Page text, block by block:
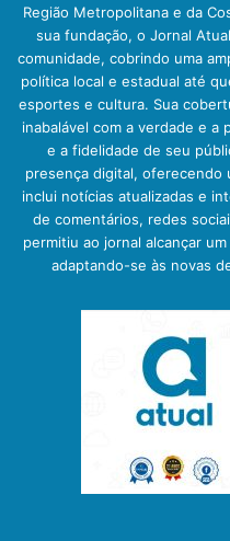
Região Metropolitana e da
sua fundação, o Jornal
comunidade, cobrindo uma
política local e estadual até
esportes e cultura. Sua
inabalável com a verdade e a
e a fidelidade de seu
presença digital, oferecendo
inclui notícias atualizadas e
de comentários, redes
permitiu ao jornal alcançar
adaptando-se às novas